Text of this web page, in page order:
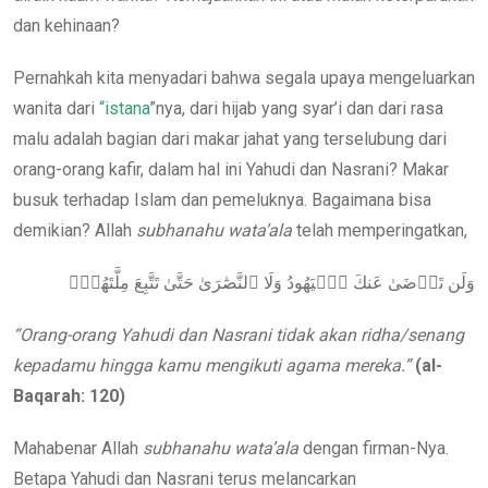
dan kehinaan?
Pernahkah kita menyadari bahwa segala upaya mengeluarkan
wanita dari “istana”nya, dari hijab yang syar’i dan dari rasa
malu adalah bagian dari makar jahat yang terselubung dari
orang-orang kafir, dalam hal ini Yahudi dan Nasrani? Makar
busuk terhadap Islam dan pemeluknya. Bagaimana bisa
demikian? Allah subhanahu wata’ala telah memperingatkan,
وَلَن تَرۡضَىٰ عَنكَ ٱلۡيَهُودُ وَلَا ٱلنَّصَٰرَىٰ حَتَّىٰ تَتَّبِعَ مِلَّتَهُمۡۗ
“Orang-orang Yahudi dan Nasrani tidak akan ridha/senang
kepadamu hingga kamu mengikuti agama mereka.” (al-
Baqarah: 120)
Mahabenar Allah subhanahu wata’ala dengan firman-Nya.
Betapa Yahudi dan Nasrani terus melancarkan